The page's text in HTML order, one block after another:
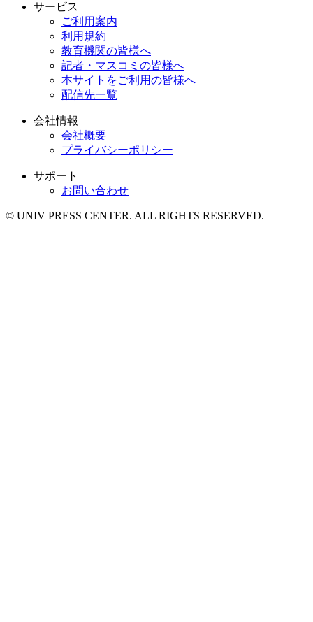
サービス
ご利用案内
利用規約
教育機関の皆様へ
記者・マスコミの皆様へ
本サイトをご利用の皆様へ
配信先一覧
会社情報
会社概要
プライバシーポリシー
サポート
お問い合わせ
© UNIV PRESS CENTER. ALL RIGHTS RESERVED.